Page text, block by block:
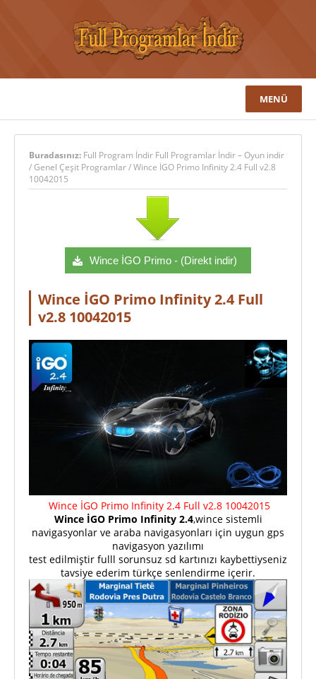
MENÜ
Buradasınız: Full Program İndir Full Programlar İndir – Oyun indir
/Genel Çeşit Programlar/Wince İGO Primo Infinity 2.4 Full v2.8
10042015
Wince İGO Primo - (Direkt indir)
Wince İGO Primo Infinity 2.4 Full
v2.8 10042015
Wince İGO Primo Infinity 2.4 Full v2.8 10042015
Wince İGO Primo Infinity 2.4,wince sistemli
navigasyonlar ve araba navigasyonları için uygun gps
navigasyon yazılımı
test edilmiştir fulll sorunsuz sd kartınızı kaybettiyseniz
tavsiye ederim türkçe senlendirme içerir.